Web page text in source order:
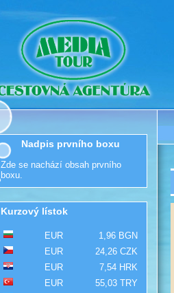
Nadpis prvního boxu
Zde se nachází obsah prvního
boxu.
Kurzový lístok
EUR
1,96 BGN
EUR
24,26 CZK
EUR
7,54 HRK
EUR
55,03 TRY